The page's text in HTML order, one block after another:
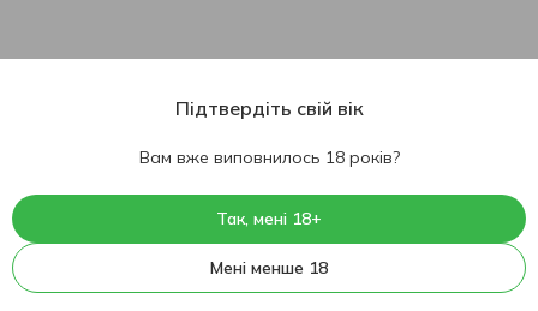
404
На жаль, ця сторінка не
знайдена
Підтвердіть свій вік
Вам вже виповнилось 18 років?
Так, мені 18+
Мені менше 18